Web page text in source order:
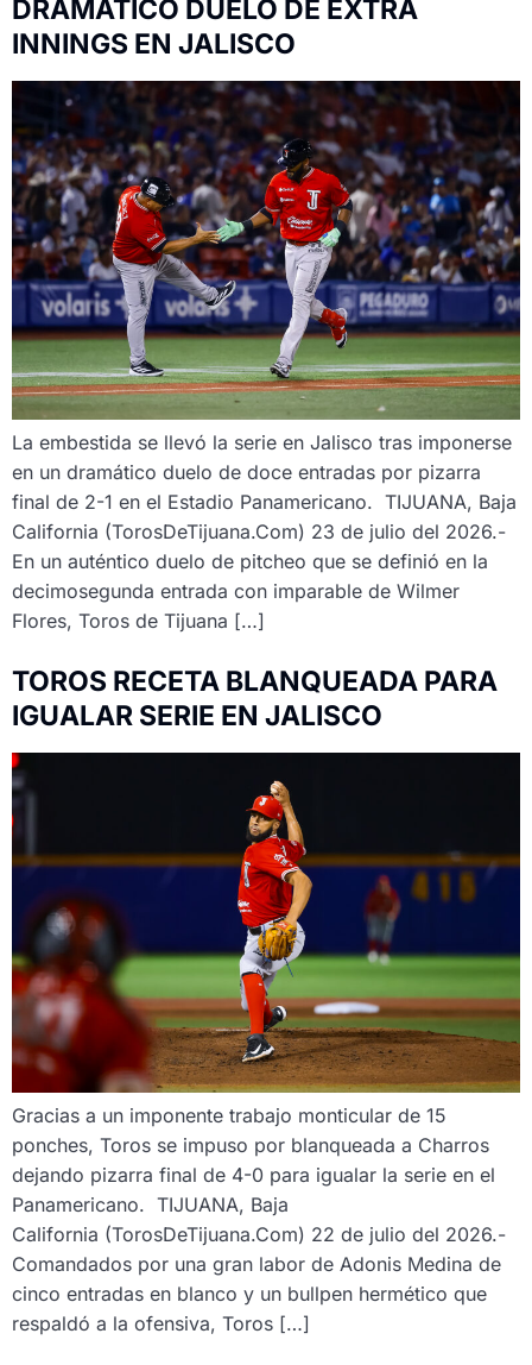
DRAMÁTICO DUELO DE EXTRA
INNINGS EN JALISCO
La embestida se llevó la serie en Jalisco tras imponerse
en un dramático duelo de doce entradas por pizarra
final de 2-1 en el Estadio Panamericano. TIJUANA, Baja
California (TorosDeTijuana.Com) 23 de julio del 2026.-
En un auténtico duelo de pitcheo que se definió en la
decimosegunda entrada con imparable de Wilmer
Flores, Toros de Tijuana […]
TOROS RECETA BLANQUEADA PARA
IGUALAR SERIE EN JALISCO
Gracias a un imponente trabajo monticular de 15
ponches, Toros se impuso por blanqueada a Charros
dejando pizarra final de 4-0 para igualar la serie en el
Panamericano. TIJUANA, Baja
California (TorosDeTijuana.Com) 22 de julio del 2026.-
Comandados por una gran labor de Adonis Medina de
cinco entradas en blanco y un bullpen hermético que
respaldó a la ofensiva, Toros […]